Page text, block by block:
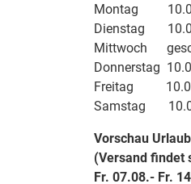
Montag
Dienstag
Mittwoch
Donnerstag
Freitag 10.00-
Samstag
Vorschau
(Versand findet
Fr. 07.08.- Fr.